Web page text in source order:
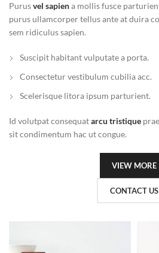
Purusvel sapiena mollis fusce
purus ullamcorper tellus ante at duira
sem ridiculus sapien.
Suscipit habitant vulputate a porta.
Consectetur vestibulum cubilia acc.
Scelerisque litora ipsum parturient.
Id volutpat consequatarcu tristique
sit condimentum hac ut congue.
VIEW MORE
CONTACT US